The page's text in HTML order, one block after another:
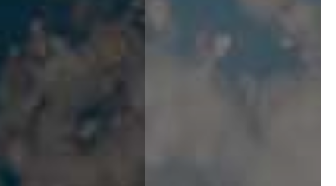
Campionati Italiani
Circuito Supermaster